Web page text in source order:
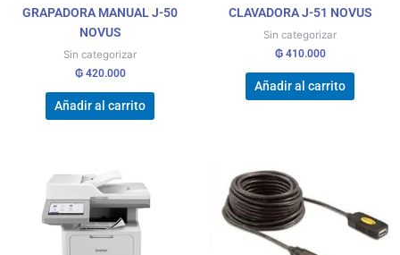
GRAPADORA MANUAL J-50
NOVUS
Sin categorizar
₲420.000
Añadir al carrito
CLAVADORA J-51 NOVUS
Sin categorizar
₲410.000
Añadir al carrito